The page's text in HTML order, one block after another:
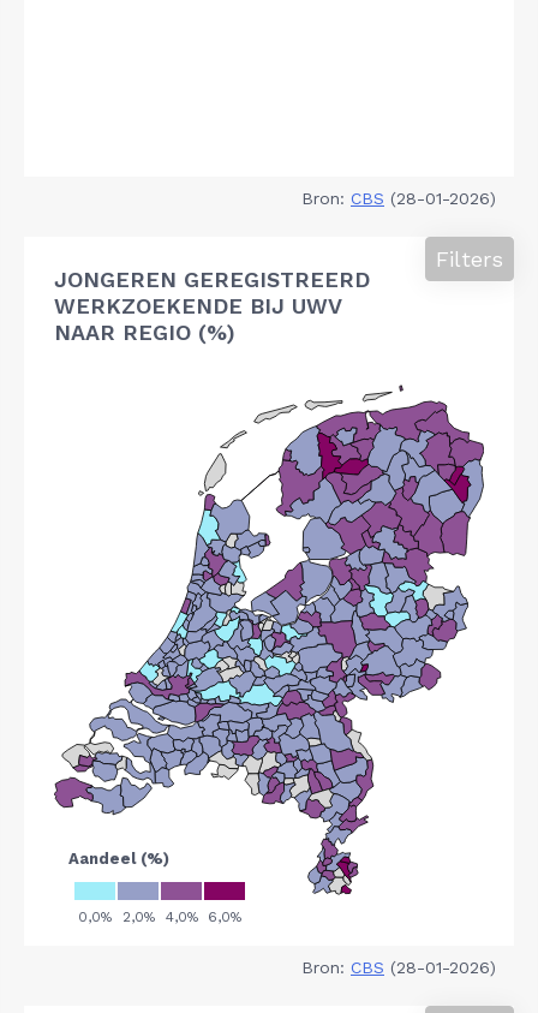
Bron: CBS (28-01-2026)
JONGEREN GEREGISTREERD
WERKZOEKENDE BIJ UWV
NAAR REGIO (%)
Filters
Bron: CBS (28-01-2026)